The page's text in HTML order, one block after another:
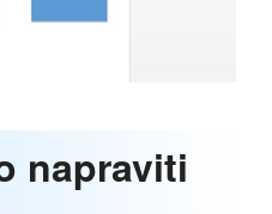
napraviti